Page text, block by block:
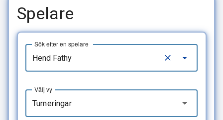
Spelare
Sök efter en spelare
Turneringar
Välj vy